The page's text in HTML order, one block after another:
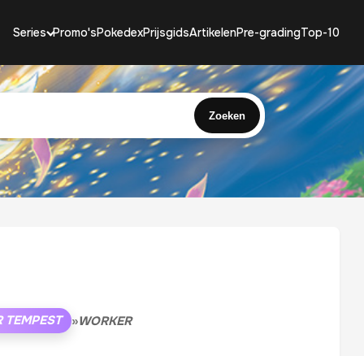
Series Promo'sPokedexPrijsgidsArtikelenPre-gradingTop-10
Zoeken
TEMPEST »WORKER